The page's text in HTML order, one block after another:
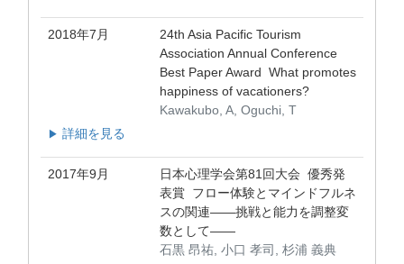
2018年7月
24th Asia Pacific Tourism
Association Annual Conference
Best Paper Award What promotes
happiness of vacationers?
Kawakubo, A, Oguchi, T
▶ 詳細を見る
2017年9月
日本心理学会第81回大会 優秀発
表賞 フロー体験とマインドフルネ
スの関連――挑戦と能力を調整変
数として――
石黒 昂祐, 小口 孝司, 杉浦 義典